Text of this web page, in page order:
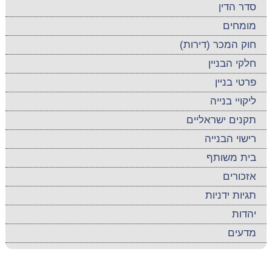
סדר הדין
מומחים
חוק המכר (דירות)
חלקי הבניין
פרטי בניין
ליקויי בנייה
תקנים ישראליים
רישוי הבנייה
בית משותף
אזכורים
תגיות ידניות
יהדות
מדעים